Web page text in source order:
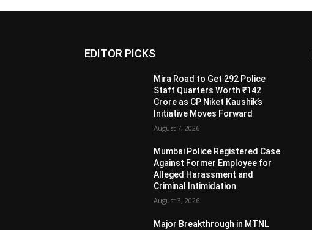
EDITOR PICKS
Mira Road to Get 292 Police
Staff Quarters Worth ₹142
Crore as CP Niket Kaushik’s
Initiative Moves Forward
August 7, 2026
Mumbai Police Registered Case
Against Former Employee for
Alleged Harassment and
Criminal Intimidation
August 3, 2026
Major Breakthrough in MTNL